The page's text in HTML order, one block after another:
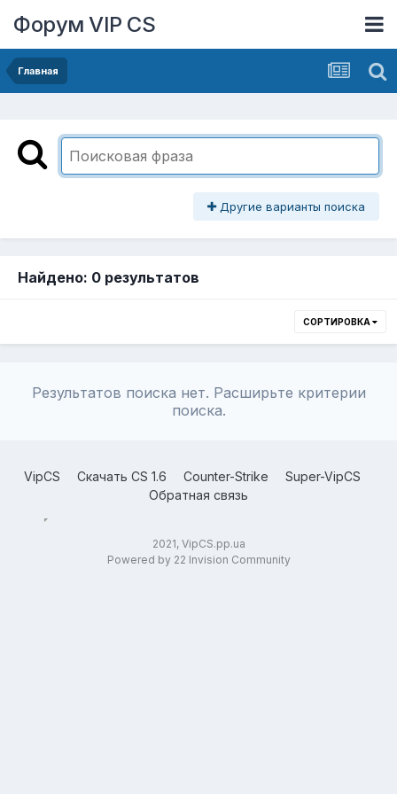
Форум VIP CS
Главная
Другие варианты поиска
Найдено: 0 результатов
СОРТИРОВКА
Результатов поиска нет. Расширьте критерии
поиска.
VipCS Скачать CS 1.6 Counter-Strike
Super-VipCS
Обратная связь
2021, VipCS.pp.ua
Powered by 22 Invision Community